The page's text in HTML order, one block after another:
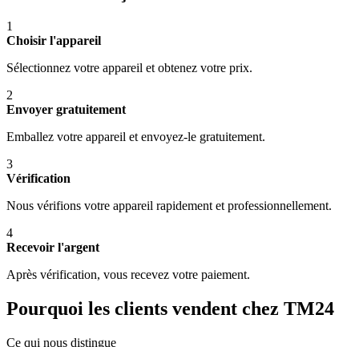
1
Choisir l'appareil
Sélectionnez votre appareil et obtenez votre prix.
2
Envoyer gratuitement
Emballez votre appareil et envoyez-le gratuitement.
3
Vérification
Nous vérifions votre appareil rapidement et professionnellement.
4
Recevoir l'argent
Après vérification, vous recevez votre paiement.
Pourquoi les clients vendent chez TM24
Ce qui nous distingue